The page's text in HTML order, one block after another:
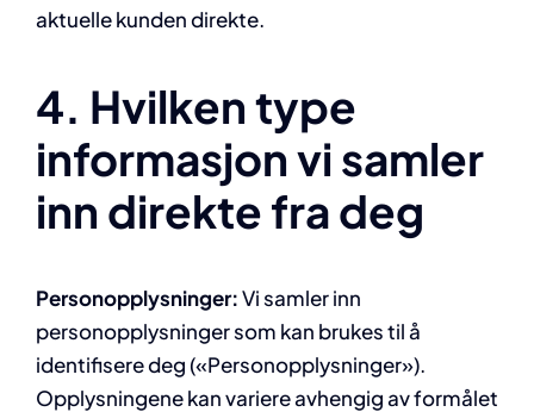
aktuelle kunden direkte.
4. Hvilken type
informasjon vi samler
inn direkte fra deg
Personopplysninger:Vi samler inn
personopplysninger som kan brukes til å
identifisere deg («Personopplysninger»).
Opplysningene kan variere avhengig av formålet